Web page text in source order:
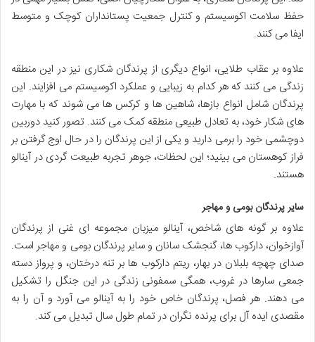
حفظ سلامت اکوسیستم و کنترل جمعیت پستانداران کوچک و متوسط
ایفا می کنند.
علاوه بر عقاب طلایی، انواع دیگری از پرندگان شکاری نیز در این منطقه
زندگی می کنند که هر کدام به زیبایی و عملکرد اکوسیستم می افزایند. این
پرندگان شامل انواع بازها، شاهین ها و کرکس ها می شوند که با مهارت
های شکار خود، به تعادل طبیعی منطقه کمک می کنند. تصور کنید دوربین
دوچشمی خود را برمی دارید و یکی از این پرندگان را در حال اوج گرفتن بر
فراز کوهستان می بینید؛ این لحظات، جوهر تجربه طبیعت گردی در آینالو
هستند.
سایر پرندگان بومی و مهاجر
علاوه بر گونه های شاخص، آینالو میزبان مجموعه ای غنی از پرندگان
آوازخوان، دارکوب ها، گنجشک سانان و سایر پرندگان بومی و مهاجر است.
صدای چهچه بلبلان در بهار، ریتم دارکوب ها بر تنه درختان، و پرواز دسته
جمعی سارها در غروب، همگی سمفونی زندگی در این جنگل را تشکیل
می دهند. هر فصل، پرندگان خاص خود را به آینالو می آورد و آن را به
مقصدی ایده آل برای پرنده نگران در تمام طول سال تبدیل می کند.